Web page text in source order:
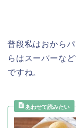
普段私はおから
らはスーパーな
ですね。